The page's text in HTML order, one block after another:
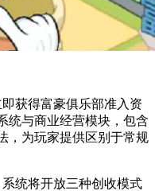
获得富豪俱乐部准入资
统与商业经营模块，包含
，为玩家提供区别于常规
统将开放三种创收模式